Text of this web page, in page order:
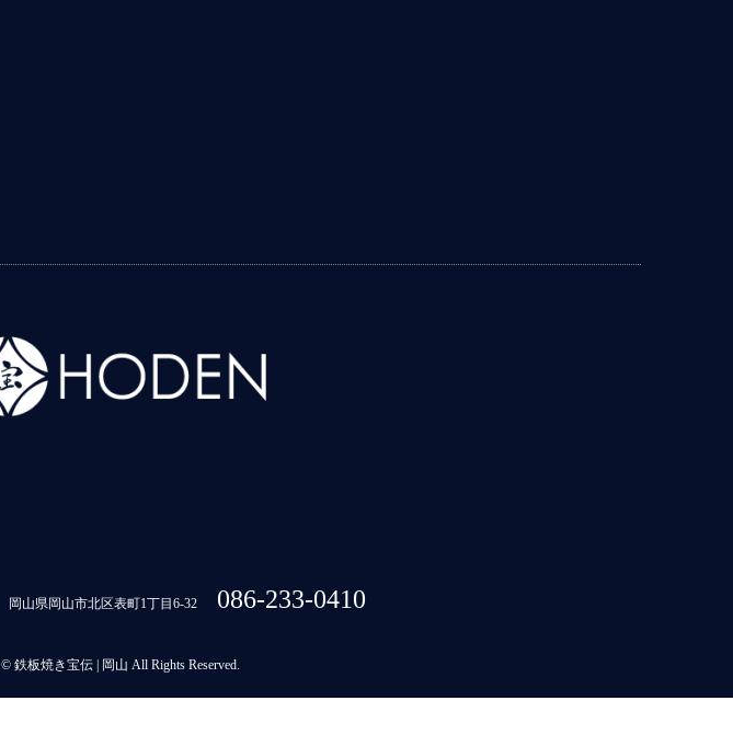
岡山県岡山市北区表町1丁目6-32 086-233-0410
© 鉄板焼き宝伝 | 岡山 All Rights Reserved.